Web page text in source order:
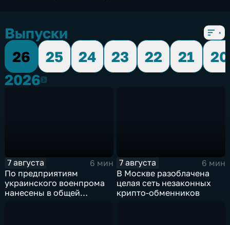
Выпуски
26
25 24 23 22 21
20
20262026
7 августа
6 мин
По предприятиям
украинского военпрома
нанесены в общей
7 августа
6 мин
В Москве разоблачена
целая сеть незаконных
крипто-обменников